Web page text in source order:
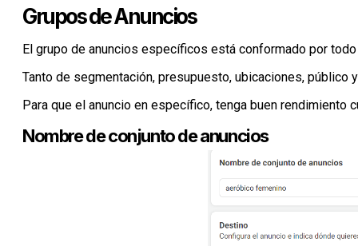
Grupos de Anuncios
El grupo de anuncios específicos está conformado por
Tanto de segmentación, presupuesto, ubicaciones, público
Para que el anuncio en específico, tenga buen rendimiento
Nombre de conjunto de anuncios